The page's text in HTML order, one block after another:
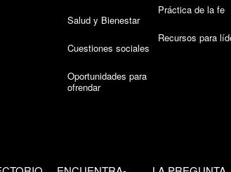
Salud y Bienestar
Cuestiones sociales
Oportunidades para
ofrendar
Práctica de la fe
Recursos para